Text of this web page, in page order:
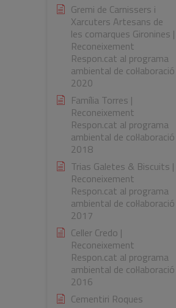
Gremi de Carnissers i
Xarcuters Artesans de
les comarques Gironines |
Reconeixement
Respon.cat al programa
ambiental de col·laboració
2020
Família Torres |
Reconeixement
Respon.cat al programa
ambiental de col·laboració
2018
Trias Galetes & Biscuits |
Reconeixement
Respon.cat al programa
ambiental de col·laboració
2017
Celler Credo |
Reconeixement
Respon.cat al programa
ambiental de col·laboració
2016
Cementiri Roques